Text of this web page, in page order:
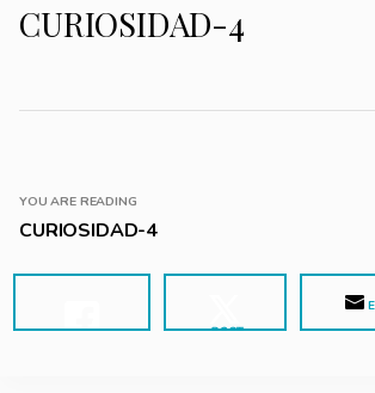
CURIOSIDAD-4
YOU ARE READING
CURIOSIDAD-4
POST